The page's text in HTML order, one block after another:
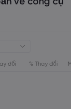
đổi % Thay đổi